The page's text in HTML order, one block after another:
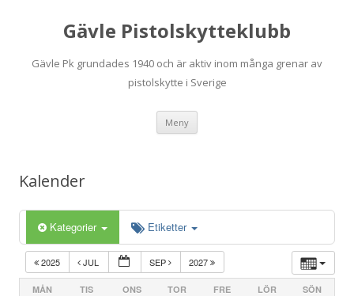
Gävle Pistolskytteklubb
Gävle Pk grundades 1940 och är aktiv inom många grenar av
pistolskytte i Sverige
Meny
Kalender
Kategorier Etiketter
2025 JUL SEP 2027
MÅN TIS ONS TOR FRE LÖR
SÖN